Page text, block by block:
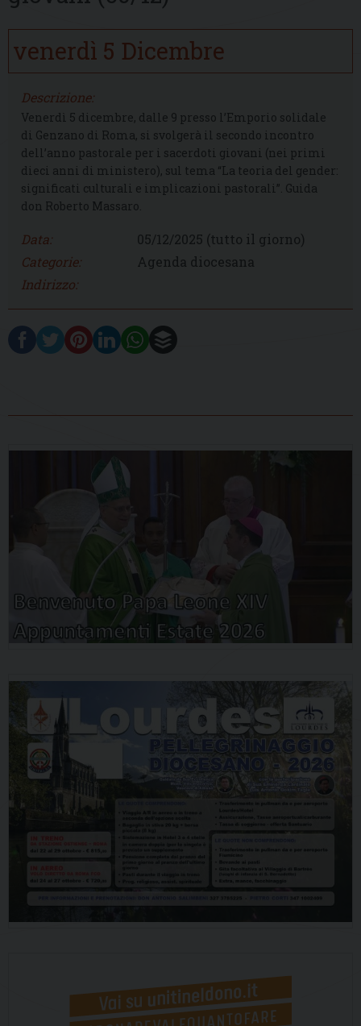
venerdì 5 Dicembre
Descrizione:
Venerdì 5 dicembre, dalle 9 presso l’Emporio solidale
di Genzano di Roma, si svolgerà il secondo incontro
dell’anno pastorale per i sacerdoti giovani (nei primi
dieci anni di ministero), sul tema “La teoria del gender:
significati culturali e implicazioni pastorali”. Guida
don Roberto Massaro.
Data: 05/12/2025 (tutto il giorno)
Categorie:
Agenda diocesana
Indirizzo: